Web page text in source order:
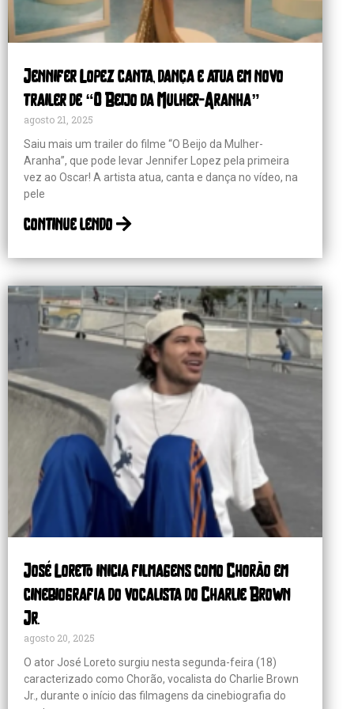
Jennifer Lopez canta, dança e atua em novo
trailer de “O Beijo da Mulher-Aranha”
agosto 21, 2025
Saiu mais um trailer do filme “O Beijo da Mulher-
Aranha”, que pode levar Jennifer Lopez pela primeira
vez ao Oscar! A artista atua, canta e dança no vídeo, na
pele
continue lendo
José Loreto inicia filmagens como Chorão em
cinebiografia do vocalista do Charlie Brown
Jr.
agosto 20, 2025
O ator José Loreto surgiu nesta segunda-feira (18)
caracterizado como Chorão, vocalista do Charlie Brown
Jr., durante o início das filmagens da cinebiografia do